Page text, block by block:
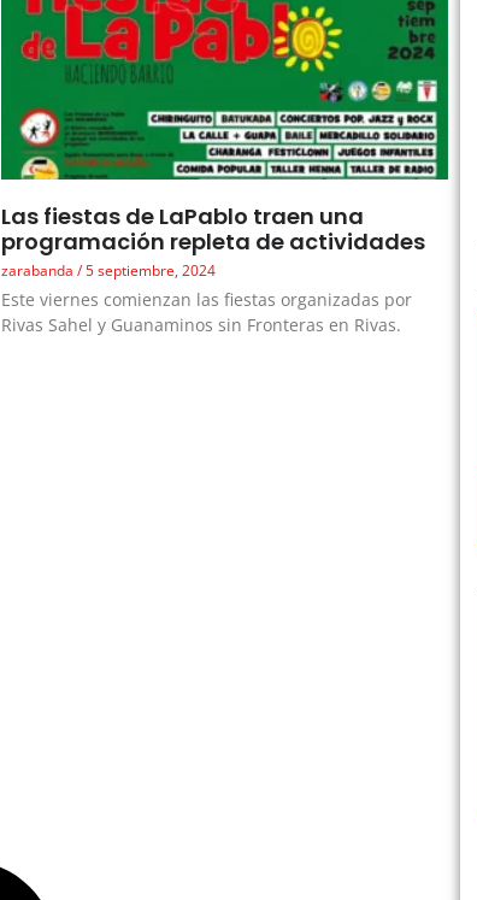
Las fiestas de LaPablo traen una
programación repleta de actividades
zarabanda 5 septiembre, 2024
Este viernes comienzan las fiestas organizadas por
Rivas Sahel y Guanaminos sin Fronteras en Rivas.